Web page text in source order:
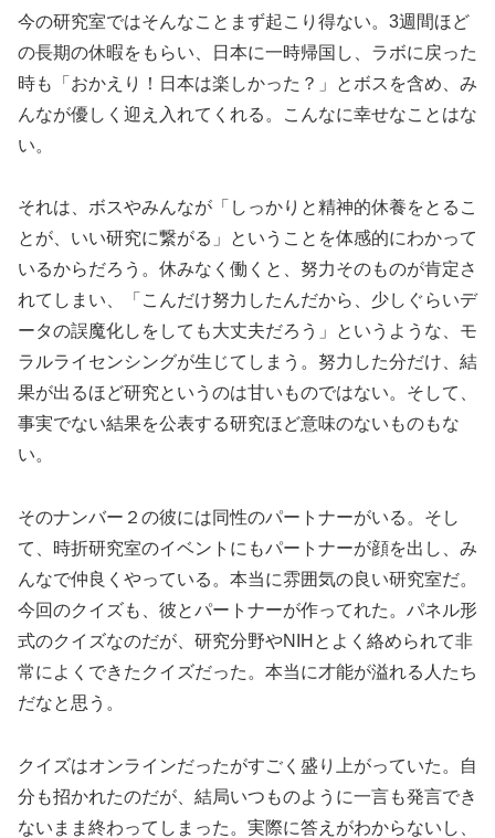
今の研究室ではそんなことまず起こり得ない。3週間ほど
の長期の休暇をもらい、日本に一時帰国し、ラボに戻った
時も「おかえり！日本は楽しかった？」とボスを含め、み
んなが優しく迎え入れてくれる。こんなに幸せなことはな
い。
それは、ボスやみんなが「しっかりと精神的休養をとるこ
とが、いい研究に繋がる」ということを体感的にわかって
いるからだろう。休みなく働くと、努力そのものが肯定さ
れてしまい、「こんだけ努力したんだから、少しぐらいデ
ータの誤魔化しをしても大丈夫だろう」というような、モ
ラルライセンシングが生じてしまう。努力した分だけ、結
果が出るほど研究というのは甘いものではない。そして、
事実でない結果を公表する研究ほど意味のないものもな
い。
そのナンバー２の彼には同性のパートナーがいる。そし
て、時折研究室のイベントにもパートナーが顔を出し、み
んなで仲良くやっている。本当に雰囲気の良い研究室だ。
今回のクイズも、彼とパートナーが作ってれた。パネル形
式のクイズなのだが、研究分野やNIHとよく絡められて非
常によくできたクイズだった。本当に才能が溢れる人たち
だなと思う。
クイズはオンラインだったがすごく盛り上がっていた。自
分も招かれたのだが、結局いつものように一言も発言でき
ないまま終わってしまった。実際に答えがわからないし、